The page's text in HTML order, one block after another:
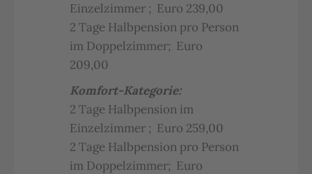
Einzelzimmer ; Euro 239,00
2 Tage Halbpension pro Person
im Doppelzimmer; Euro
209,00
Komfort-Kategorie:
2 Tage Halbpension im
Einzelzimmer ; Euro 259,00
2 Tage Halbpension pro Person
im Doppelzimmer; Euro